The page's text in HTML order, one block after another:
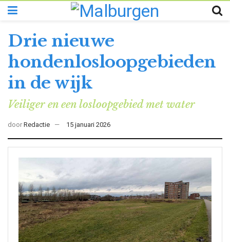
Drie nieuwe
hondenlosloopgebieden
in de wijk
Veiliger en een losloopgebied met water
door Redactie 15 januari 2026